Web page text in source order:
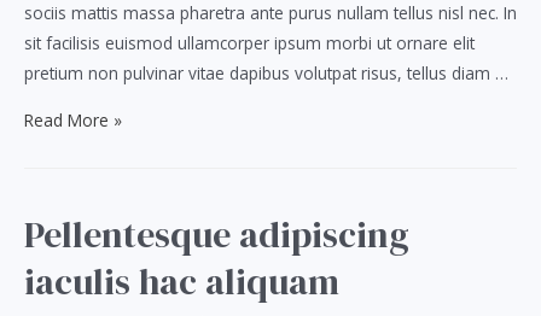
sociis mattis massa pharetra ante purus nullam tellus nisl nec. In
sit facilisis euismod ullamcorper ipsum morbi ut ornare elit
pretium non pulvinar vitae dapibus volutpat risus, tellus diam …
Nulla
quisque
augue
faucibus
Read More »
Pellentesque adipiscing
iaculis hac aliquam